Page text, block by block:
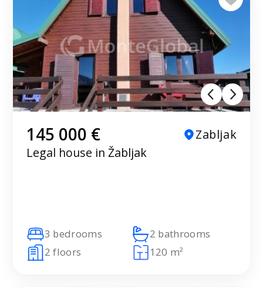
145 000 €
Zabljak
Legal house in Žabljak
3 bedrooms
2 bathrooms
2 floors
120 m²